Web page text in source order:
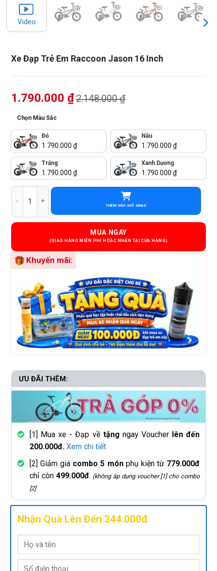
Xe Đạp Trẻ Em Raccoon Jason 16 Inch
Video
1.790.000 ₫2.148.000₫
Chọn Màu Sắc
Đỏ
1.790.000 ₫
Nâu
1.790.000 ₫
Trắng
1.790.000 ₫
Xanh Dương
1.790.000 ₫
Xe Đạp Trẻ Em Raccoon Jason 16 Inch số lượng
THÊM VÀO GIỎ HÀNG
MUA NGAY
Khuyến mãi:
ƯU ĐÃI THÊM:
[1] Mua xe - Đạp về tặng ngay Voucher lên đến
200.000đ. Xem chi tiết
[2] Giảm giá combo 5 mónphụ kiện từ 779.000đ
chỉ còn 499.000đ. (không áp dụng voucher [1] cho combo
[2]
Nhận Quà Lên Đến 344.000đ